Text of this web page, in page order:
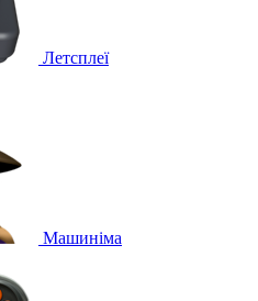
Летсплеї
Машиніма